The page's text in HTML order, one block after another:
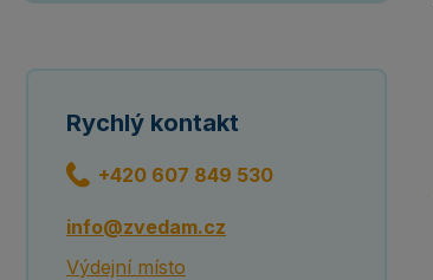
Rychlý kontakt
+420 607 849 530
info@zvedam.cz
Výdejní místo